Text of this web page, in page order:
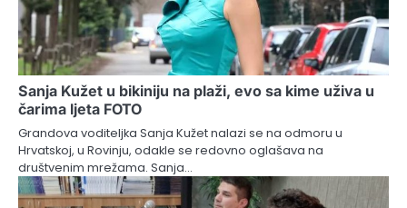
Sanja Kužet u bikiniju na plaži, evo sa kime uživa u
čarima ljeta FOTO
Grandova voditeljka Sanja Kužet nalazi se na odmoru u
Hrvatskoj, u Rovinju, odakle se redovno oglašava na
društvenim mrežama. Sanja…